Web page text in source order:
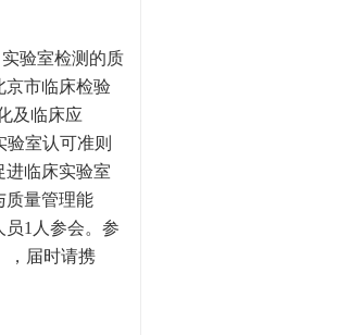
验室检测的质
京市临床检验
及临床应
验室认可准则
进临床实验室
质量管理能
员1 人参会。参
，届时请携